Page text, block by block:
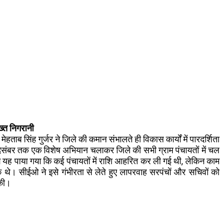
निगरानी
सिंह गुर्जर ने जिले की कमान संभालते ही विकास कार्यों में पारदर्शिता
तक एक विशेष अभियान चलाकर जिले की सभी ग्राम पंचायतों में चल
यह पाया गया कि कई पंचायतों में राशि आहरित कर ली गई थी, लेकिन काम
सीईओ ने इसे गंभीरता से लेते हुए लापरवाह सरपंचों और सचिवों को